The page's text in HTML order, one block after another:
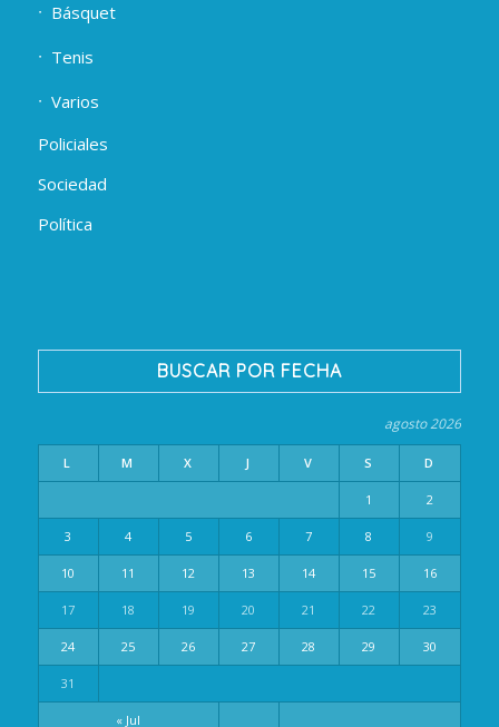
Básquet
Tenis
Varios
Policiales
Sociedad
Política
BUSCAR POR FECHA
agosto 2026
L M X J V S D
« Jul
1 2
3 4 5 6 7 8 9
10 11 12 13 14 15 16
17 18 19 20 21 22 23
24 25 26 27 28 29 30
31